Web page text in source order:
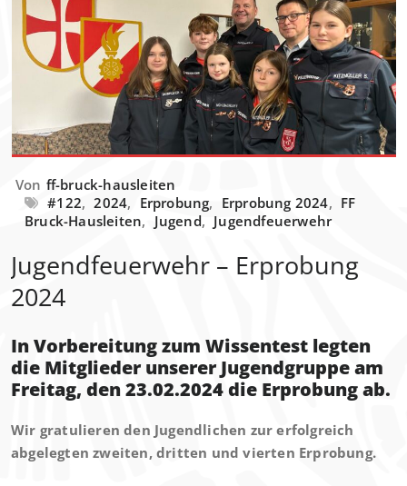
Von ff-bruck-hausleiten
#122, 2024, Erprobung, Erprobung 2024, FF
Bruck-Hausleiten, Jugend, Jugendfeuerwehr
Jugendfeuerwehr – Erprobung
2024
In Vorbereitung zum Wissentest legten
die Mitglieder unserer Jugendgruppe am
Freitag, den 23.02.2024 die Erprobung ab.
Wir gratulieren den Jugendlichen zur erfolgreich
abgelegten zweiten, dritten und vierten Erprobung.